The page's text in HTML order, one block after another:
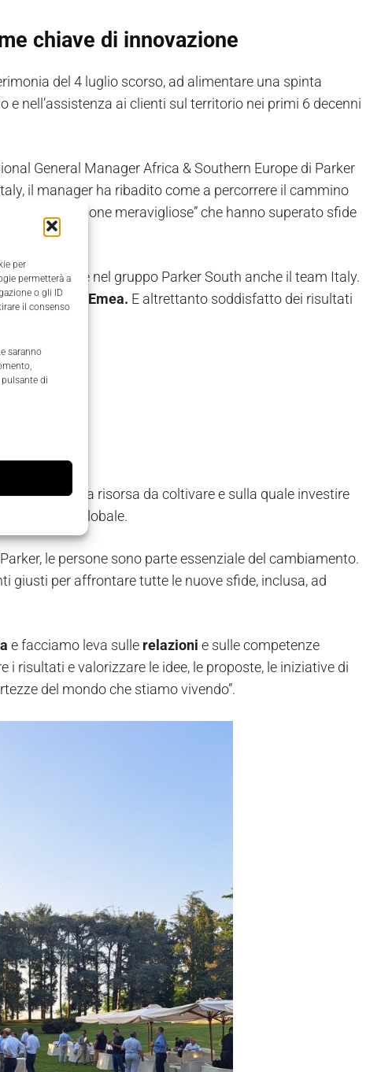
per
permetterà a
o gli ID
il consenso
saranno
di
chiave di innovazione
del 4 luglio scorso, ad alimentare una spinta
e nell’assistenza ai clienti sul territorio nei primi 6 decenni
General Manager Africa & Southern Europe di Parker
il manager ha ribadito come a percorrere il cammino
“Persone meravigliose” che hanno superato sfide
nel gruppo Parker South anche il team Italy.
South Emea. E altrettanto soddisfatto dei risultati
in Italia
una risorsa da coltivare e sulla quale investire
del mercato globale.
le persone sono parte essenziale del cambiamento.
giusti per affrontare tutte le nuove sfide, inclusa, ad
e facciamo leva sulle relazioni e sulle competenze
risultati e valorizzare le idee, le proposte, le iniziative di
del mondo che stiamo vivendo”.